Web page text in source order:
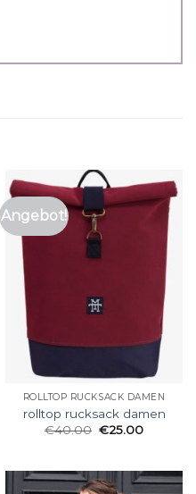
Angebot!
ROLLTOP RUCKSACK DAMEN
rolltop rucksack damen
€40.00 €25.00